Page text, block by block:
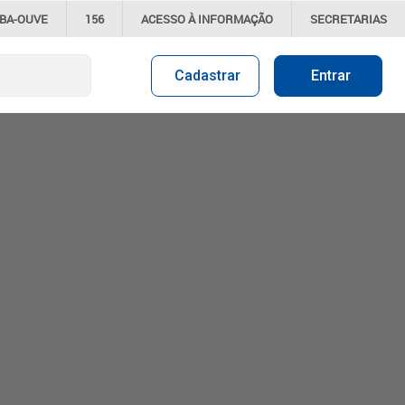
OUVE 156 ACESSO ÀINFORMAÇÃO SECRETARIAS
Cadastrar Entrar